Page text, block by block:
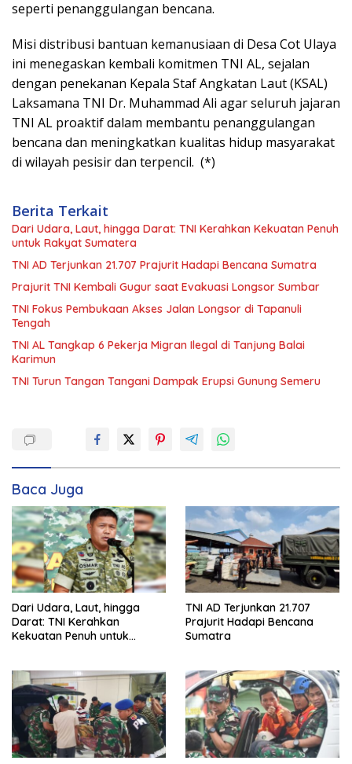
seperti penanggulangan bencana.
Misi distribusi bantuan kemanusiaan di Desa Cot Ulaya
ini menegaskan kembali komitmen TNI AL, sejalan
dengan penekanan Kepala Staf Angkatan Laut (KSAL)
Laksamana TNI Dr. Muhammad Ali agar seluruh jajaran
TNI AL proaktif dalam membantu penanggulangan
bencana dan meningkatkan kualitas hidup masyarakat
di wilayah pesisir dan terpencil. (*)
Berita Terkait
Dari Udara, Laut, hingga Darat: TNI Kerahkan Kekuatan Penuh
untuk Rakyat Sumatera
TNI AD Terjunkan 21.707 Prajurit Hadapi Bencana Sumatra
Prajurit TNI Kembali Gugur saat Evakuasi Longsor Sumbar
TNI Fokus Pembukaan Akses Jalan Longsor di Tapanuli
Tengah
TNI AL Tangkap 6 Pekerja Migran Ilegal di Tanjung Balai
Karimun
TNI Turun Tangan Tangani Dampak Erupsi Gunung Semeru
Baca Juga
Dari Udara, Laut, hingga
Darat: TNI Kerahkan
Kekuatan Penuh untuk
TNI AD Terjunkan 21.707
Prajurit Hadapi Bencana
Sumatra